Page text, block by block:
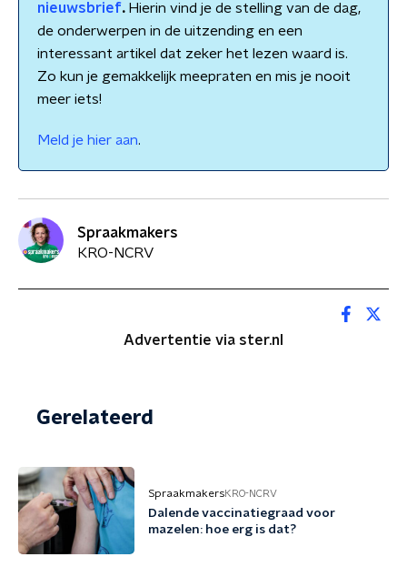
nieuwsbrief.Hierin vind je de stelling van de dag,
de onderwerpen in de uitzending en een
interessant artikel dat zeker het lezen waard is.
Zo kun je gemakkelijk meepraten en mis je nooit
meer iets!
Meld je hier aan.
Spraakmakers
KRO-NCRV
Advertentie via ster.nl
Gerelateerd
SpraakmakersKRO-NCRV
Dalende vaccinatiegraad voor
mazelen: hoe erg is dat?